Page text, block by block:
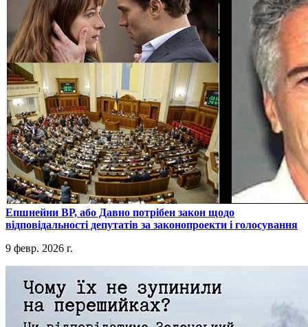
​Епшнейни ВР, або Давно потрібен закон щодо
відповідальності депутатів за законопроекти і голосування
9 февр. 2026 г.